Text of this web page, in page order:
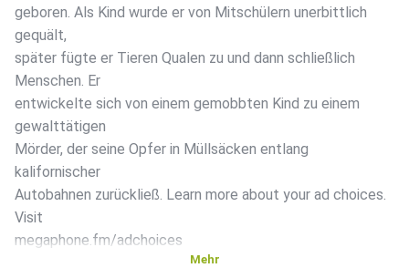
geboren. Als Kind wurde er von Mitschülern unerbittlich
gequält,
später fügte er Tieren Qualen zu und dann schließlich
Menschen. Er
entwickelte sich von einem gemobbten Kind zu einem
gewalttätigen
Mörder, der seine Opfer in Müllsäcken entlang
kalifornischer
Autobahnen zurückließ. Learn more about your ad choices.
Visit
megaphone.fm/adchoices
Mehr